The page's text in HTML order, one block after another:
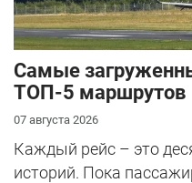
Самые
ТОП-5 маршрутов
07 августа 2026
Каждый рейс – это
историй. Пока